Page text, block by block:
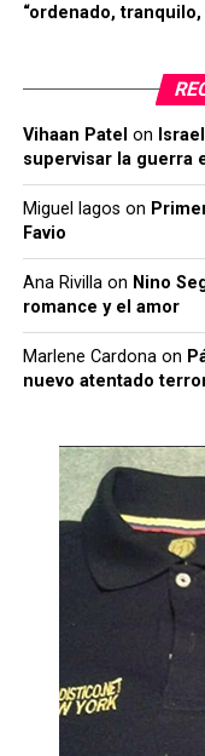
“ordenado,
Vihaan Patel on
supervisar la guerra
Miguel lagos on
Favio
Ana Rivillaon Nino
romance y el amor
Marlene Cardonaon
nuevo atentado